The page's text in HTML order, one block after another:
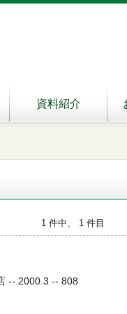
資料紹介
1 件中、 1 件目
-- 2000.3 -- 808